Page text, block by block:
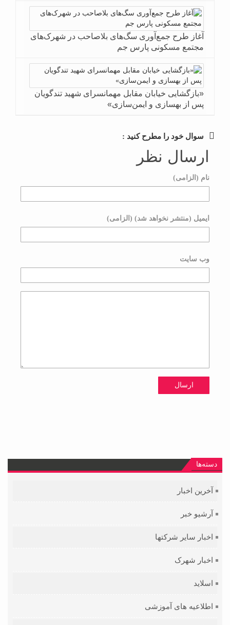
آغاز طرح جمع‌آوری سگ‌های بلاصاحب در شهرک‌های
مجتمع مسکونی پارس جم
«بازگشایی خیابان مقابل مهمانسرای شهید تندگویان
پس از بهسازی و ایمن‌سازی»
سوال خود را مطرح کنید :
ارسال نظر
نام (الزامی)
ایمیل (منتشر نخواهد شد) (الزامی)
وب سایت
دسته‌ها
آخرین اخبار
آرشیو خبر
اخبار سایر شرکتها
اخبار شهرک
اسلاید
اطلاعیه های آموزشی